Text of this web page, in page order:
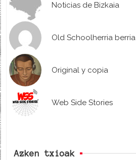
Noticias de Bizkaia
Old Schoolherria berria
Original y copia
Web Side Stories
Azken txioak